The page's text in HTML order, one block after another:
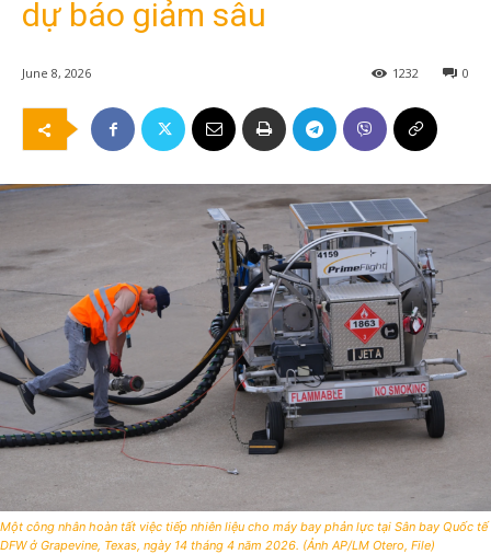
dự báo giảm sâu
June 8, 2026 0
1232
Một công nhân hoàn tất việc tiếp nhiên liệu cho máy bay phản lực tại Sân bay Quốc tế
DFW ở Grapevine, Texas, ngày 14 tháng 4 năm 2026. (Ảnh AP/LM Otero, File)